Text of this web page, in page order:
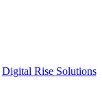
Digital Rise Solutions